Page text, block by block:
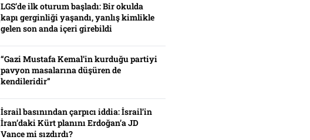
LGS’de ilk oturum başladı: Bir okulda
kapı gerginliği yaşandı, yanlış kimlikle
gelen son anda içeri girebildi
“Gazi Mustafa Kemal’in kurduğu partiyi
pavyon masalarına düşüren de
kendileridir”
İsrail basınından çarpıcı iddia: İsrail’in
İran’daki Kürt planını Erdoğan’a JD
Vance mi sızdırdı?